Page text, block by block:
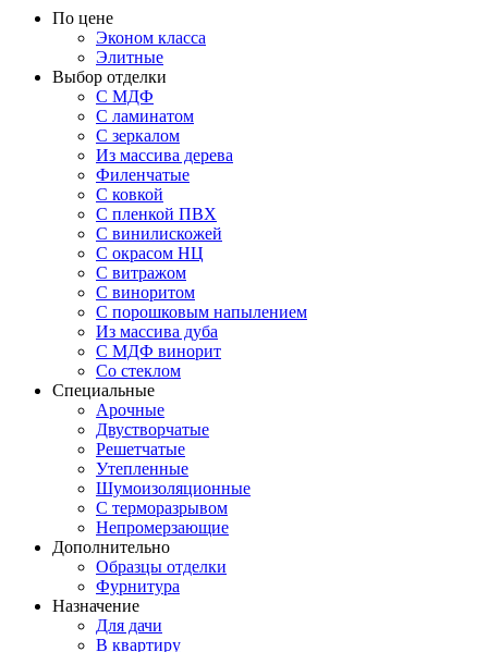
По цене
Эконом класса
Элитные
Выбор отделки
С МДФ
С ламинатом
С зеркалом
Из массива дерева
Филенчатые
С ковкой
С пленкой ПВХ
С винилискожей
С окрасом НЦ
С витражом
С виноритом
С порошковым напылением
Из массива дуба
С МДФ винорит
Со стеклом
Специальные
Арочные
Двустворчатые
Решетчатые
Утепленные
Шумоизоляционные
С терморазрывом
Непромерзающие
Дополнительно
Образцы отделки
Фурнитура
Назначение
Для дачи
В квартиру